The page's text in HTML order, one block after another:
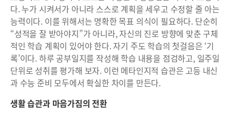
다. 누가 시켜서가 아니라 스스로 계획을 세우고 수정할 줄 아는
능력이다. 이를 위해서는 명확한 목표 의식이 필요하다. 단순히
“성적을 잘 받아야지”가 아니라, 자신의 진로 방향에 맞춘 구체
적인 학습 계획이 있어야 한다. 자기 주도 학습의 첫걸음은 ‘기
록’이다. 하루 공부일지를 작성해 학습 내용을 점검하고, 일주일
단위로 성취를 평가해 보자. 이런 메타인지적 습관은 고등 내신
과 수능 준비 모두에서 확실한 차이를 만든다.
생활 습관과 마음가짐의 전환